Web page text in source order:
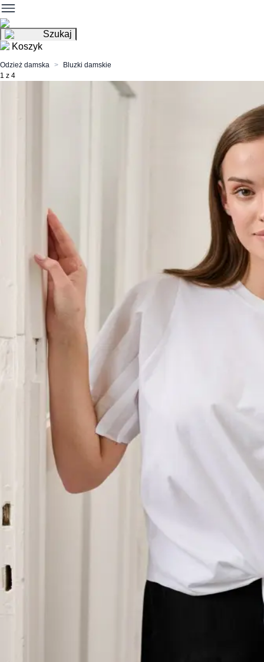
Szukaj
Koszyk
Odzież damska
Bluzki damskie
1 z 4